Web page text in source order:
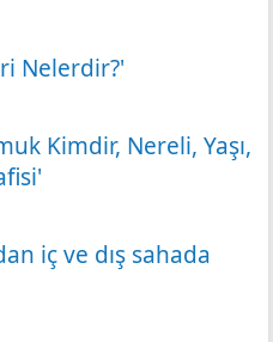
Nelerdir?'
Kimdir, Nereli, Yaşı,
iç ve dış sahada